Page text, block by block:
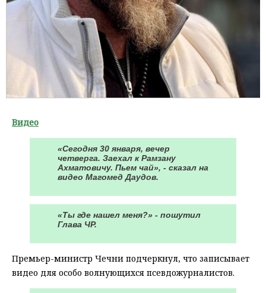
Видео
«Сегодня 30 января, вечер
четверга. Заехал к Рамзану
Ахматовичу. Пьем чай», - сказал на
видео Магомед Даудов.
«Ты где нашел меня?» - пошутил
Глава ЧР.
Премьер-министр Чечни подчеркнул, что записывает
видео для особо волнующихся псевдожурналистов.